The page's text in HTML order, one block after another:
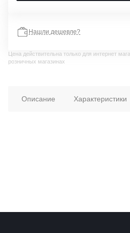
Нашли дешевле?
Цена действительна только для интернет
розничных магазинах
Описание Характеристики